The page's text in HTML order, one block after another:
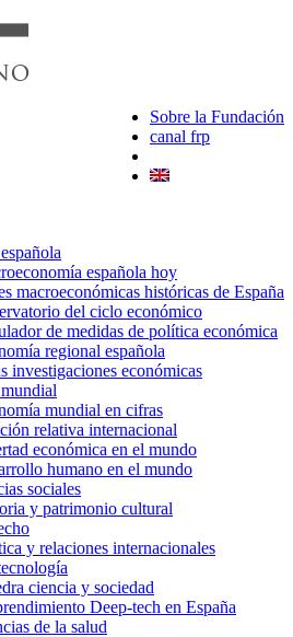
Sobre la Fundación
canal frp
española hoy
macroeconómicas históricas de España
del ciclo económico
de medidas de política económica
regional española
investigaciones económicas
mundial en cifras
relativa internacional
económica en el mundo
humano en el mundo
sociales
y patrimonio cultural
y relaciones internacionales
ciencia y sociedad
Deep-tech en España
de la salud